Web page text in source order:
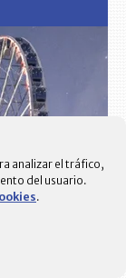
analizar el tráfico,
del usuario.
.